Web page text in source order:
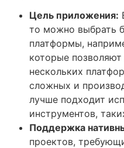
Цель приложения:
то можно выбрать
платформы,
которые
нескольких
сложных и
лучше подходит
инструментов,
Поддержка
проектов,